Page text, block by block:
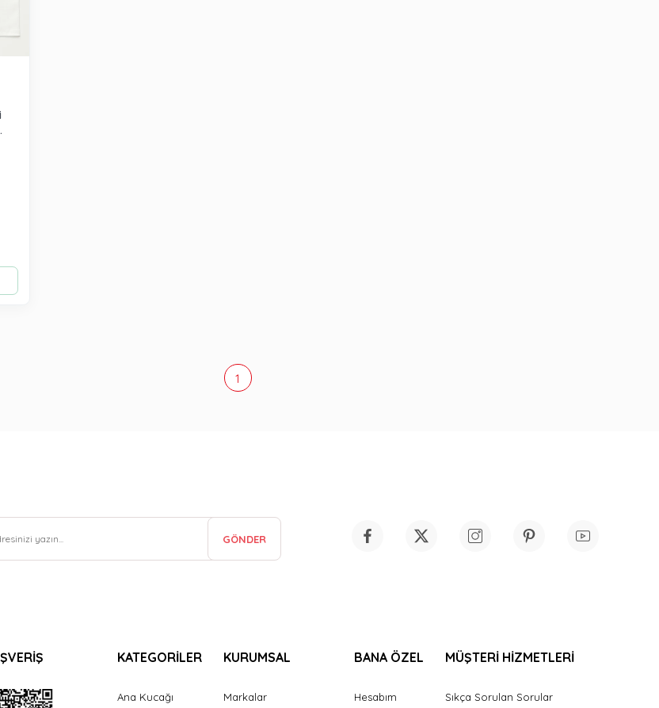
1
GÖNDER
KATEGORİLER
Ana Kucağı
KURUMSAL
Markalar
BANA ÖZEL
Hesabım
MÜŞTERİ HİZMETLERİ
Sıkça Sorulan Sorular